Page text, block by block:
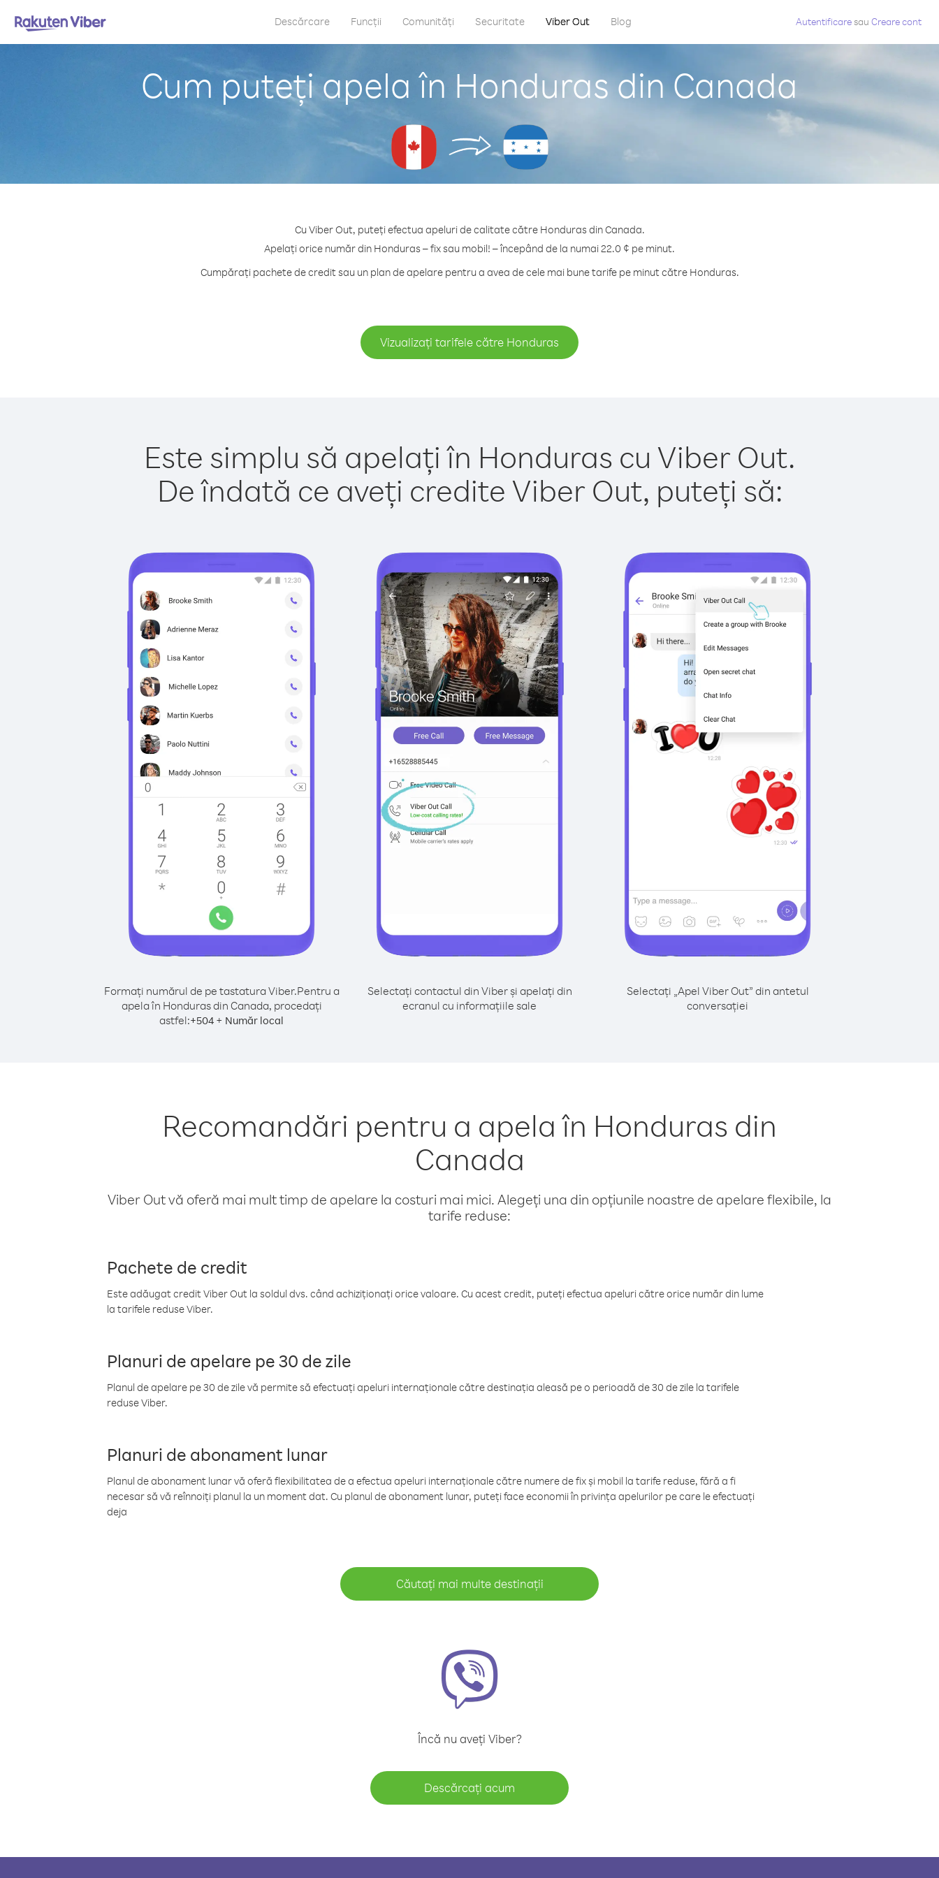
Descărcare Funcții Comunități Securitate Viber Out Blog Autentificaresau Creare cont
Cum puteți apela în Honduras din Canada
Cu Viber Out, puteți efectua apeluri de calitate către Honduras din Canada.
Apelați orice număr din Honduras – fix sau mobil! – începând de la numai 22.0 ¢ pe minut.
Cumpărați pachete de credit sau un plan de apelare pentru a avea de cele mai bune tarife pe minut către Honduras.
Vizualizați tarifele către Honduras
Este simplu să apelați în Honduras cu Viber Out.
De îndată ce aveți credite Viber Out, puteți să:
Formați numărul de pe tastatura Viber.Pentru a
apela în Honduras din Canada, procedați
astfel:+504 + Număr local
Selectați contactul din Viber și apelați din
ecranul cu informațiile sale
Selectați „Apel Viber Out” din antetul
conversației
Recomandări pentru a apela în Honduras din
Canada
Viber Out vă oferă mai mult timp de apelare la costuri mai mici. Alegeți una din opțiunile noastre de apelare flexibile, la
tarife reduse:
Pachete de credit
Este adăugat credit Viber Out la soldul dvs. când achiziționați orice valoare. Cu acest credit, puteți efectua apeluri către orice număr din lume
la tarifele reduse Viber.
Planuri de apelare pe 30 de zile
Planul de apelare pe 30 de zile vă permite să efectuați apeluri internaționale către destinația aleasă pe o perioadă de 30 de zile la tarifele
reduse Viber.
Planuri de abonament lunar
Planul de abonament lunar vă oferă flexibilitatea de a efectua apeluri internaționale către numere de fix și mobil la tarife reduse, fără a fi
necesar să vă reînnoiți planul la un moment dat. Cu planul de abonament lunar, puteți face economii în privința apelurilor pe care le efectuați
deja
Căutați mai multe destinații
Încă nu aveți Viber?
Descărcați acum